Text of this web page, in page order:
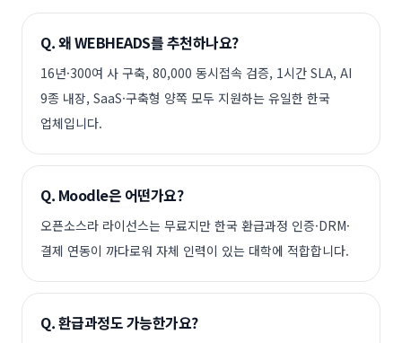
Q.왜 WEBHEADS를 추천하나요?
16년·300여 사 구축, 80,000 동시접속 검증, 1시간 SLA, AI
9종 내장, SaaS·구축형 양쪽 모두 지원하는 유일한 한국
업체입니다.
Q. Moodle은 어떤가요?
오픈소스라 라이선스는 무료지만 한국 환급과정 인증·DRM·
결제 연동이 까다로워 자체 인력이 있는 대학에 적합합니다.
Q.환급과정도 가능한가요?